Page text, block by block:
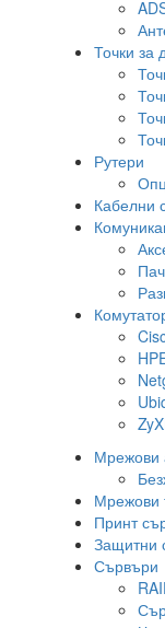
Точки за
Рутери
Кабелни
Мрежови
Мрежови
Принт
Защитни
Сървъри